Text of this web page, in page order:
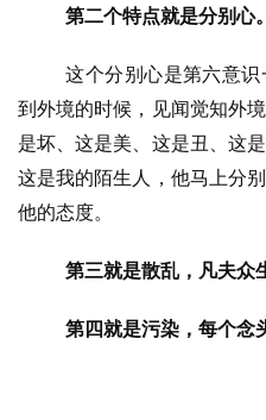
公
益
慈
善
第二个特点就是分别心。
这个分别心是第六意
到外境的时候，见闻觉知外
是坏、这是美、这是丑、这
这是我的陌生人，他马上分
他的态度。
第三就是散乱，凡夫众
第四就是污染，每个念